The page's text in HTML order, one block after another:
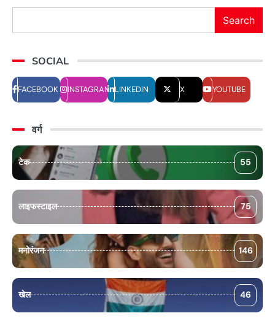
Search
SOCIAL
FACEBOOK INSTAGRAM LINKEDIN X YOUTUBE
वर्ग
टेक 55
लाइफस्टाइल 75
मनोरंजन 146
खेल 46